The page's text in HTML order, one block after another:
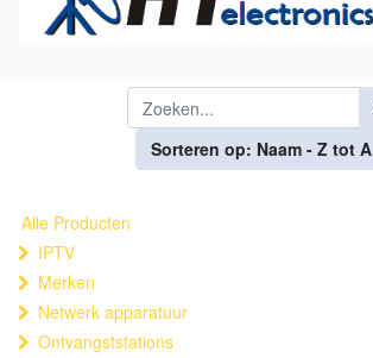
Sorteren op: Naam - Z tot A
Alle Producten
IPTV
Merken
Netwerk apparatuur
Ontvangststations